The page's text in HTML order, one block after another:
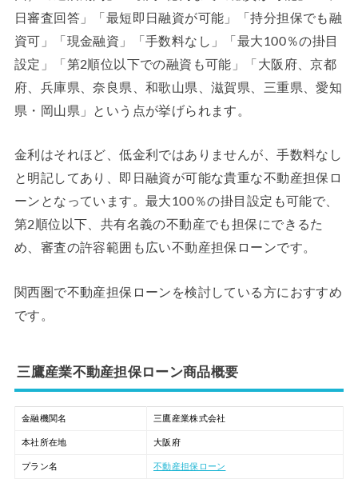
日審査回答」「最短即日融資が可能」「持分担保でも融
資可」「現金融資」「手数料なし」「最大100％の掛目
設定」「第2順位以下での融資も可能」「大阪府、京都
府、兵庫県、奈良県、和歌山県、滋賀県、三重県、愛知
県・岡山県」という点が挙げられます。
金利はそれほど、低金利ではありませんが、手数料なし
と明記してあり、即日融資が可能な貴重な不動産担保ロ
ーンとなっています。最大100％の掛目設定も可能で、
第2順位以下、共有名義の不動産でも担保にできるた
め、審査の許容範囲も広い不動産担保ローンです。
関西圏で不動産担保ローンを検討している方におすすめ
です。
三鷹産業不動産担保ローン商品概要
金融機関名 三鷹産業株式会社
本社所在地 大阪府
プラン名 不動産担保ローン